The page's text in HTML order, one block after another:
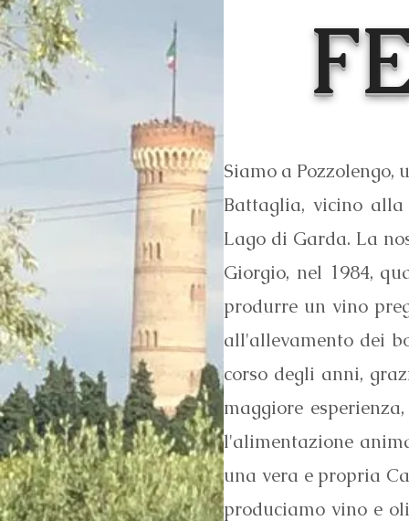
Siamo a
Battaglia, vicino
Lago di Garda. La
Giorgio, nel 1984,
produrre un vino
all'allevamento dei
corso degli anni,
maggiore
l'alimentazione
una vera e propria
produciamo vino e